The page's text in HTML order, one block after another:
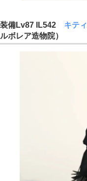
装備Lv87 IL542 キテ
ルボレア造物院）